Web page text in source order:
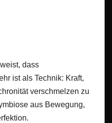
dass
ist als Technik: Kraft,
verschmelzen zu
aus Bewegung,